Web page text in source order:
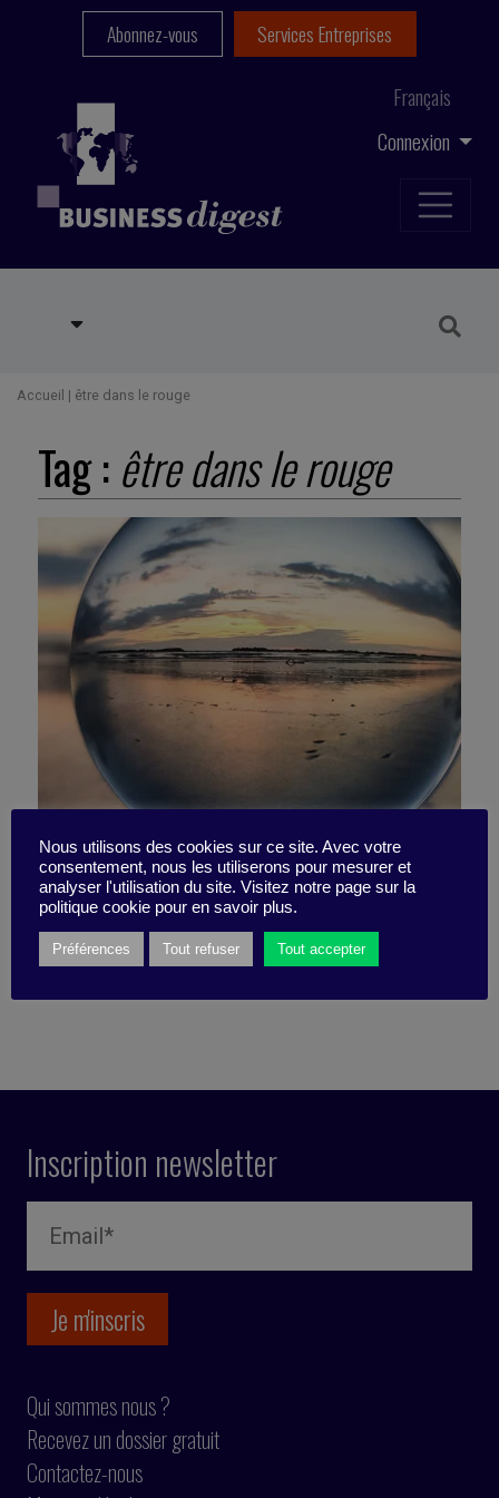
Connexion
Français
Abonnez-vous Services Entreprises
Accueil | être dans le rouge
Tag : être dans le rouge
Ma bulle
24 avril 2023
Inscription newsletter
Qui sommes nous ?
Recevez un dossier gratuit
Contactez-nous
Nous utilisons des cookies sur ce site. Avec votre
consentement, nous les utiliserons pour mesurer et
analyser l'utilisation du site. Visitez notre page sur la
politique cookie pour en savoir plus.
Préférences Tout refuser Tout accepter